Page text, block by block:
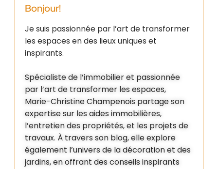
Bonjour!
Je suis passionnée par l’art de transformer
les espaces en des lieux uniques et
inspirants.
Spécialiste de l’immobilier et passionnée
par l’art de transformer les espaces,
Marie-Christine Champenois partage son
expertise sur les aides immobilières,
l’entretien des propriétés, et les projets de
travaux. À travers son blog, elle explore
également l’univers de la décoration et des
jardins, en offrant des conseils inspirants